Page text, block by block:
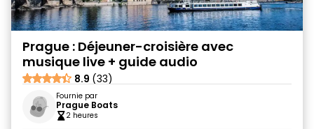
Prague : Déjeuner-croisière avec
musique live + guide audio
8.9 (33)
Fournie par
Prague Boats
2 heures